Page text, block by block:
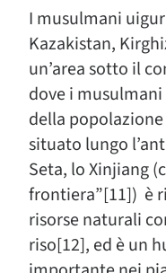
I musulmani
Kazakistan,
un’area sotto il
dove i
della
situato lungo
Seta, lo Xinjiang
frontiera”[11]) è
risorse naturali
riso[12], ed è un